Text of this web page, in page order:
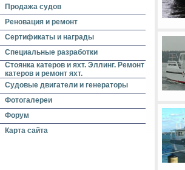
Продажа судов
Реновация и ремонт
Сертификаты и награды
Специальные разработки
Стоянка катеров и яхт. Эллинг. Ремонт
катеров и ремонт яхт.
Судовые двигатели и генераторы
Фотогалереи
Форум
Карта сайта